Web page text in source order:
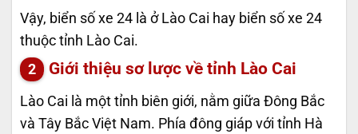
Vậy, biển số xe 24 là ở Lào Cai hay biển số xe 24
thuộc tỉnh Lào Cai.
Giới thiệu sơ lược về tỉnh Lào Cai
Lào Cai là một tỉnh biên giới, nằm giữa Đông Bắc
và Tây Bắc Việt Nam. Phía đông giáp với tỉnh Hà